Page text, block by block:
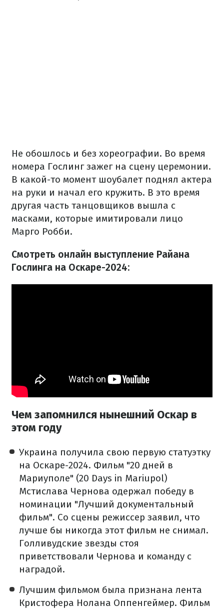
Не обошлось и без хореографии. Во время
номера Гослинг зажег на сцену церемонии.
В какой-то момент шоубалет поднял актера
на руки и начал его кружить. В это время
другая часть танцовщиков вышла с
масками, которые имитировали лицо
Марго Робби.
Смотреть онлайн выступление Райана
Гослинга на Оскаре-2024:
Чем запомнился нынешний Оскар в
этом году
Украина получила свою первую статуэтку
на Оскаре-2024. Фильм "20 дней в
Мариуполе" (20 Days in Mariupol)
Мстислава Чернова одержал победу в
номинации "Лучший документальный
фильм". Со сцены режиссер заявил, что
лучше бы никогда этот фильм не снимал.
Голливудские звезды стоя
приветствовали Чернова и команду с
наградой.
Лучшим фильмом была признана лента
Кристофера Нолана Оппенгеймер. Фильм